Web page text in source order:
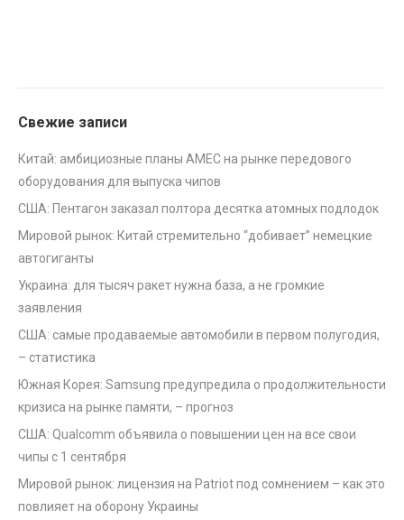
Свежие записи
Китай: амбициозные планы AMEC на рынке передового
оборудования для выпуска чипов
США: Пентагон заказал полтора десятка атомных подлодок
Мировой рынок: Китай стремительно “добивает” немецкие
автогиганты
Украина: для тысяч ракет нужна база, а не громкие
заявления
США: самые продаваемые автомобили в первом полугодия,
– статистика
Южная Корея: Samsung предупредила о продолжительности
кризиса на рынке памяти, – прогноз
США: Qualcomm объявила о повышении цен на все свои
чипы с 1 сентября
Мировой рынок: лицензия на Patriot под сомнением – как это
повлияет на оборону Украины